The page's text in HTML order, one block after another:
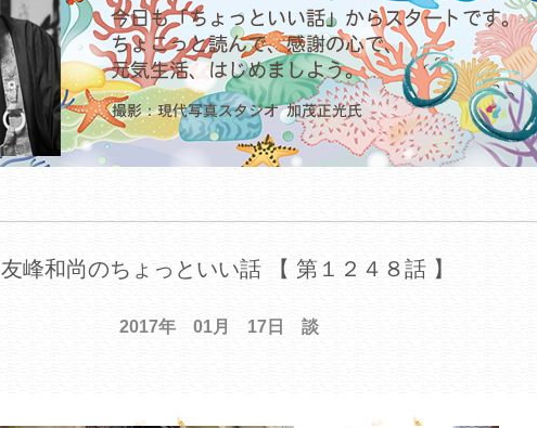
友峰和尚のちょっといい話 【 第１２４８話 】
2017年 01月 17日 談